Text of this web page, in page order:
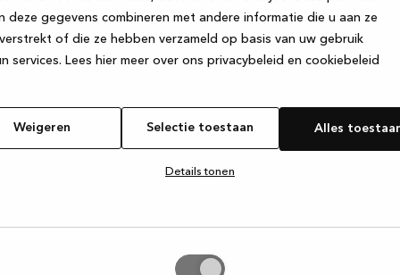
deze gegevens combineren met andere informatie die u aan ze
of die ze hebben verzameld op basis van uw gebruik
services. Lees hier meer over ons privacybeleid en cookiebeleid
Weigeren Selectie toestaan Alles
Details tonen
has occurred while loadingwww.kvik.nl (see the